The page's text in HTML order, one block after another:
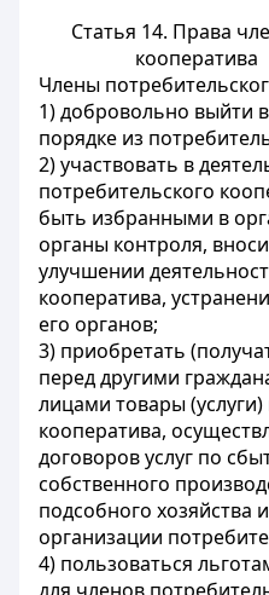
Статья 14. Права
кооператива
Члены
1) добровольно выйти
порядке из
2) участвовать в
потребительского
быть избранными в
органы контроля,
улучшении
кооператива,
его органов;
3) приобретать
перед другими
лицами товары
кооператива,
договоров услуг по
собственного
подсобного хозяйства
организации
4) пользоваться